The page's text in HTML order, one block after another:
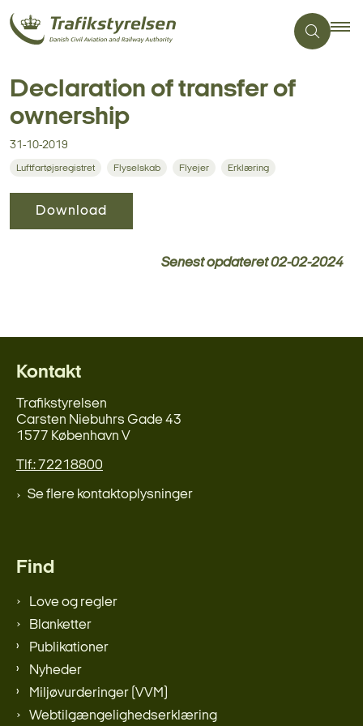
Declaration of transfer of
ownership
31-10-2019
Luftfartøjsregistret Flyselskab Flyejer Erklæring
Download
Senest opdateret02-02-2024
Kontakt
Trafikstyrelsen
Carsten Niebuhrs Gade 43
1577 København V
Tlf.: 72218800
Se flere kontaktoplysninger
Find
Love og regler
Blanketter
Publikationer
Nyheder
Miljøvurderinger (VVM)
Webtilgængelighedserklæring